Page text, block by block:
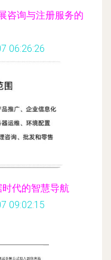
咨询与注册服务的
06:26:26
代的智慧导航
09:02:15